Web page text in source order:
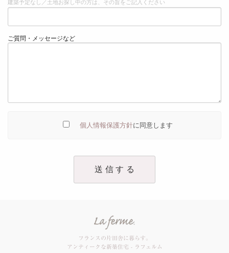
建築予定なし／土地お探し中の方は、その旨をご記入ください
ご質問・メッセージなど
個人情報保護方針に同意します
フランスの片田舎に暮らす。
アンティークな新築住宅 - ラフェルム